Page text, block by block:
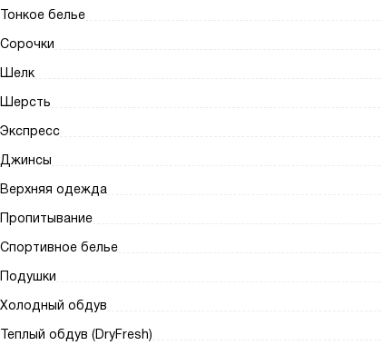
Тонкое белье
Сорочки
Шелк
Шерсть
Экспресс
Джинсы
Верхняя одежда
Пропитывание
Спортивное белье
Подушки
Холодный обдув
Теплый обдув (DryFresh)